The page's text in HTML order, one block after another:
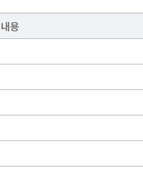
내용